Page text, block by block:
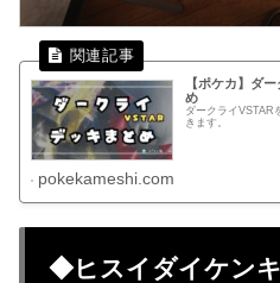
【ポケカ】ダ
め
ダークライVSTAR
きます。
pokekameshi.com
◆ヒスイダイケン